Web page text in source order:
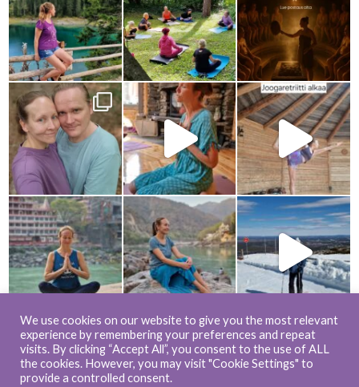
Load more... Follow on Instagram
We use cookies on our website to give you the most relevant
experience by remembering your preferences and repeat
visits. By clicking “Accept All”, you consent to the use of ALL
the cookies. However, you may visit "Cookie Settings" to
provide a controlled consent.